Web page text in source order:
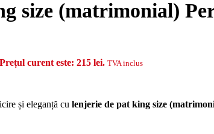
size (matrimonial)
Prețul curent este: 215 lei. TVA inclus
și eleganță cu lenjerie de pat king size